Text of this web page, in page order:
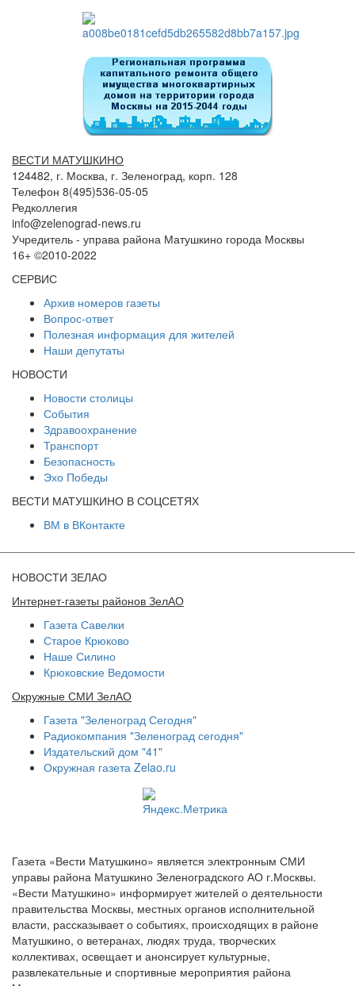
ВЕСТИ МАТУШКИНО
124482, г. Москва, г. Зеленоград, корп. 128
Телефон 8(495)536-05-05
Редколлегия
info@zelenograd-news.ru
Учредитель - управа района Матушкино города Москвы
16+ ©2010-2022
СЕРВИС
Архив номеров газеты
Вопрос-ответ
Полезная информация для жителей
Наши депутаты
НОВОСТИ
Новости столицы
События
Здравоохранение
Транспорт
Безопасность
Эхо Победы
ВЕСТИ МАТУШКИНО В СОЦСЕТЯХ
ВМ в ВКонтакте
НОВОСТИ ЗЕЛАО
Интернет-газеты районов ЗелАО
Газета Савелки
Старое Крюково
Наше Силино
Крюковские Ведомости
Окружные СМИ ЗелАО
Газета "Зеленоград Сегодня"
Радиокомпания "Зеленоград сегодня"
Издательский дом "41"
Окружная газета Zelao.ru
Газета «Вести Матушкино» является электронным СМИ
управы района Матушкино Зеленоградского АО г.Москвы.
«Вести Матушкино» информирует жителей о деятельности
правительства Москвы, местных органов исполнительной
власти, рассказывает о событиях, происходящих в районе
Матушкино, о ветеранах, людях труда, творческих
коллективах, освещает и анонсирует культурные,
развлекательные и спортивные мероприятия района